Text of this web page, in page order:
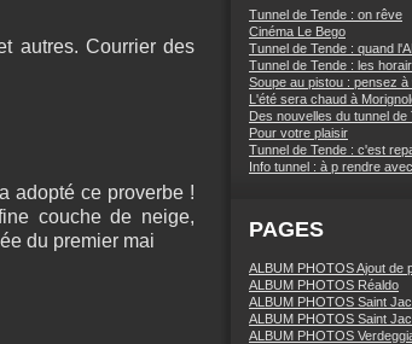
autres. Courrier des
adopté ce proverbe !
couche de neige,
du premier mai
Tunnel de Tende : on rêve
Cinéma Le Bego
Tunnel de Tende : quand
Tunnel de Tende : les
Soupe au pistou : pensez
L'été sera chaud à
Des nouvelles du tunnel de
Pour votre plaisir
Tunnel de Tende : c'est
Info tunnel : à p rendre
PAGES
ALBUM PHOTOS Ajout de
ALBUM PHOTOS Réaldo
ALBUM PHOTOS Saint
ALBUM PHOTOS Saint
ALBUM PHOTOS